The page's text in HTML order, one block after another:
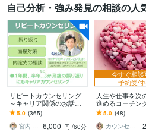
自己分析・強み発見の相談の人
リピートカウンセリング
～キャリア関係のお話聞
きます また相談したいこ
と、少し聞いて欲しいこ
とがあるという方に！
5.0 (365)
宮内 利亮 キャリアコンサルタント 6,000 円 /60分
今すぐ相談
予約受付
人生や仕事を次
進めるコーチン
やりたいことが
動けない方へ
5.0 (48)
カウンセリング事務所☘️オフィスカノン